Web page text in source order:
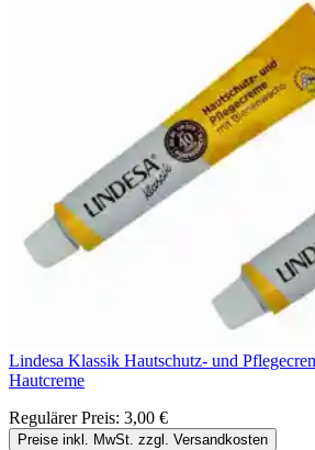
Lindesa Klassik Hautschutz- und
Hautcreme
Regulärer Preis: 3,00 €
Preise inkl. MwSt. zzgl. Versandkosten